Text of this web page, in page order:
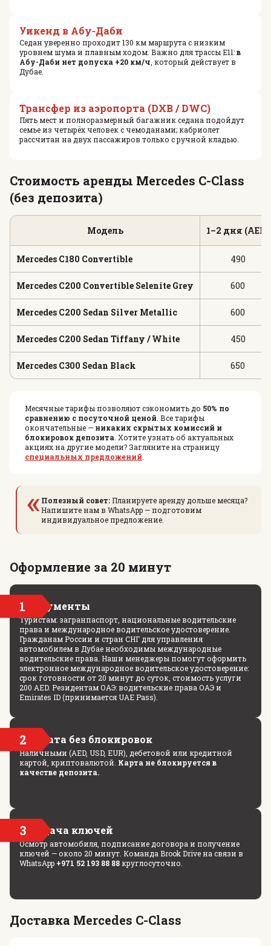
Уикенд в Абу-Даби
Седан уверенно проходит 130 км маршрута с низким
уровнем шума и плавным ходом. Важно для трассы E11:в
Абу-Даби нет допуска +20 км/ч , который действует в
Дубае.
Трансфер из аэропорта (DXB / DWC)
Пять мест и полноразмерный багажник седана подойдут
семье из четырёх человек с чемоданами; кабриолет
рассчитан на двух пассажиров только с ручной кладью.
Стоимость аренды Mercedes C-Class
(без депозита)
Модель 1–2 дня (AED)
Mercedes C180 Convertible 490
Mercedes C200 Convertible Selenite Grey 600
Mercedes C200 Sedan Silver Metallic 600
Mercedes C200 Sedan Tiffany / White 450
Mercedes C300 Sedan Black 650
Месячные тарифы позволяют сэкономить до 50% по
сравнению с посуточной ценой . Все тарифы
окончательные — никаких скрытых комиссий и
блокировок депозита . Хотите узнать об актуальных
акциях на другие модели? Загляните на страницу
специальных предложений
« Полезный совет:Планируете аренду дольше месяца?
Напишите нам в WhatsApp — подготовим
индивидуальное предложение.
Оформление за 20 минут
1 Документы
Туристам: загранпаспорт, национальные водительские
права и международное водительское удостоверение.
Гражданам России и стран СНГ для управления
автомобилем в Дубае необходимы международные
водительские права. Наши менеджеры помогут оформить
электронное международное водительское удостоверение:
срок готовности от 20 минут до суток, стоимость услуги
200 AED. Резидентам ОАЭ: водительские права ОАЭ и
Emirates ID (принимается UAE Pass).
2 Оплата без блокировок
Наличными (AED, USD, EUR), дебетовой или кредитной
картой, криптовалютой. Карта не блокируется в
качестве депозита.
3 Выдача ключей
Осмотр автомобиля, подписание договора и получение
ключей — около 20 минут. Команда Brook Drive на связи в
WhatsApp +971 52 193 88 88 круглосуточно.
Доставка Mercedes C-Class